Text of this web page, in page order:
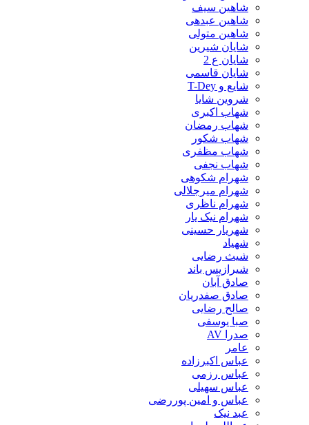
شاهین سیف
شاهین عبدهی
شاهین متولی
شایان شیرین
شایان ع 2
شایان قاسمی
شایع و T-Dey
شروین شایا
شهاب اکبری
شهاب رمضان
شهاب شکور
شهاب مظفری
شهاب نجفی
شهرام شکوهی
شهرام میرجلالی
شهرام ناظری
شهرام نیک یار
شهریار حسینی
شیث رضایی
شیرازیس باند
صادق آبان
صادق صفدریان
صالح رضایی
صبا یوسفی
عباس اکبرزاده
عباس رزمی
عباس سهیلی
عباس و امین پوررضی
عبد نیک